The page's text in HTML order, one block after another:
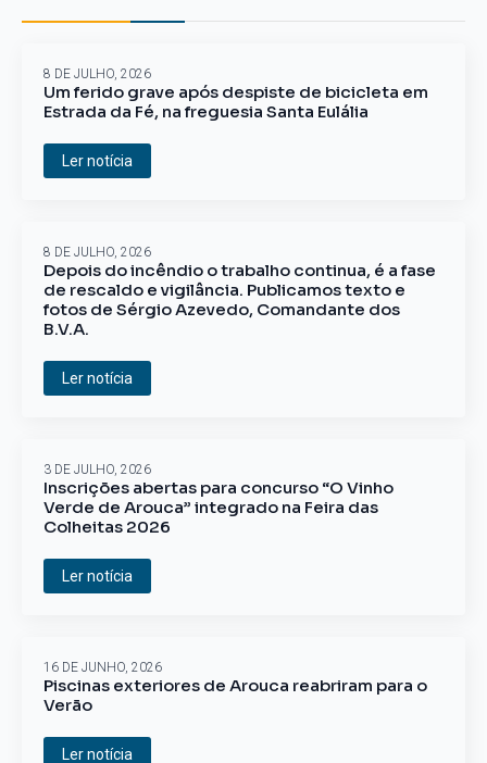
Um ferido grave após despiste de bicicleta em
Estrada da Fé, na freguesia Santa Eulália
8 DE JULHO, 2026
Ler notícia
Depois do incêndio o trabalho continua, é a fase
de rescaldo e vigilância. Publicamos texto e
fotos de Sérgio Azevedo, Comandante dos
B.V.A.
8 DE JULHO, 2026
Ler notícia
Inscrições abertas para concurso “O Vinho
Verde de Arouca” integrado na Feira das
Colheitas 2026
3 DE JULHO, 2026
Ler notícia
Piscinas exteriores de Arouca reabriram para o
Verão
16 DE JUNHO, 2026
Ler notícia